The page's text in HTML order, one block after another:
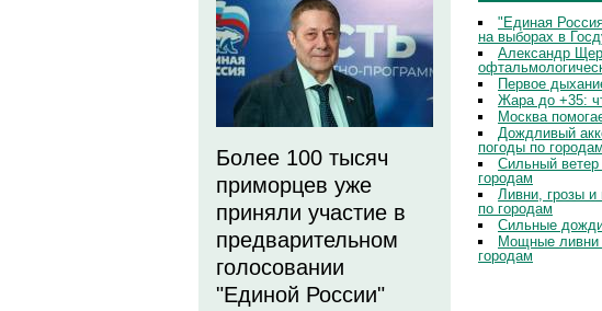
Более 100 тысяч
приморцев уже
приняли участие в
предварительном
голосовании
"Единой России"
"Единая
на выборах в
Александр
Первое
Жара до +35:
Москва
Дождливый
погоды по городам
Сильный ветер
городам
Ливни, грозы
по городам
Сильные
Мощные ливни
городам